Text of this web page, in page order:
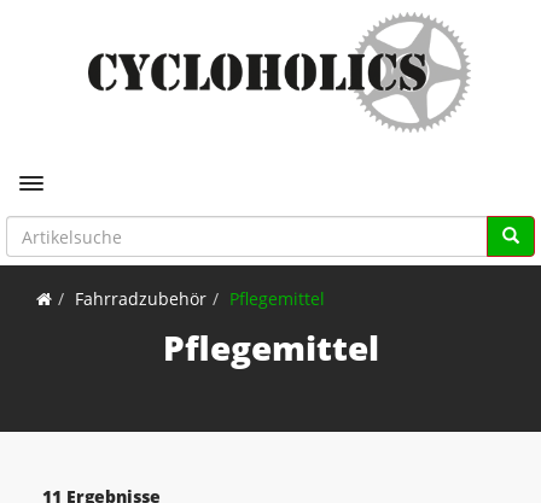
Toggle navigation
Fahrradzubehör Pflegemittel
Pflegemittel
11 Ergebnisse